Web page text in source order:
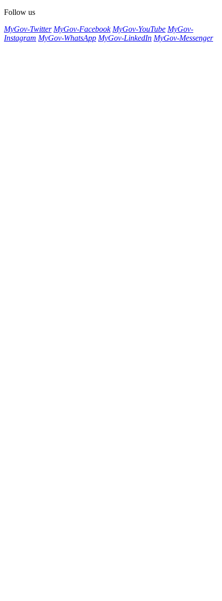
Follow us
MyGov-Twitter MyGov-Facebook MyGov-YouTube MyGov-
Instagram MyGov-WhatsApp MyGov-LinkedIn MyGov-Messenger